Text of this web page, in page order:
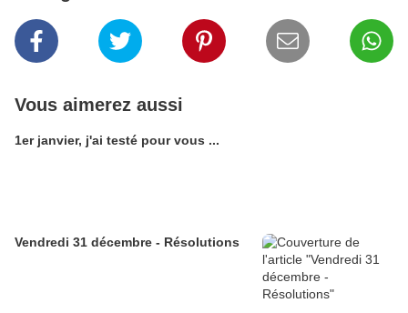
Vous aimerez aussi
1er janvier, j'ai testé pour vous ...
Vendredi 31 décembre - Résolutions